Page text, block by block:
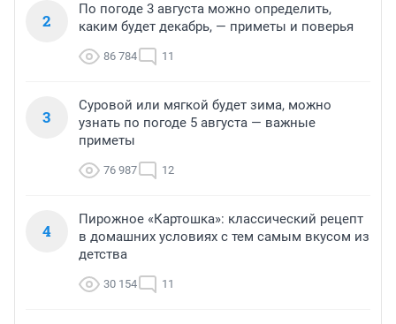
2
По погоде 3 августа можно определить,
каким будет декабрь, — приметы и поверья
86 784 11
3
Суровой или мягкой будет зима, можно
узнать по погоде 5 августа — важные
приметы
76 987 12
4
Пирожное «Картошка»: классический рецепт
в домашних условиях с тем самым вкусом из
детства
30 154 11